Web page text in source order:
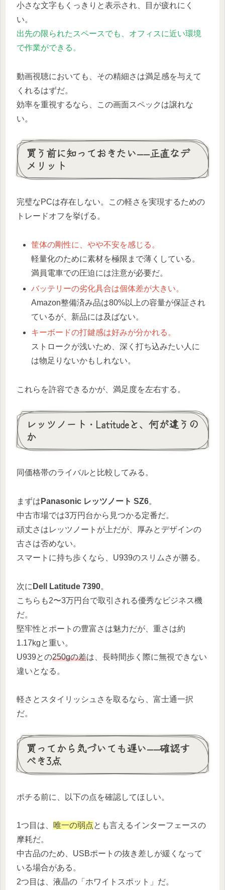
小さな文字もくっきりと表示され、目が疲れにく
い。
出先の限られたスペースでも、オフィスに近い環境
で作業ができる。
動画視聴においても、その精細さは満足感を与えて
くれるはずだ。
効率を重視するなら、この画面スペックは譲れな
い。
買う前に知っておきたい——正直なデ
メリット
完璧なPCは存在しない。この軽さを実現するための
トレードオフを挙げる。
筐体の剛性に、やや不安を感じる。
軽量化のために素材を極限まで薄くしている。
満員電車での圧迫には注意が必要だ。
バッテリーの劣化具合は個体差が大きい。
Amazon整備済み品は80%以上の容量が保証され
ているが、新品には及ばない。
キーボードの打鍵感は好みが分かれる。
ストロークが浅いため、深く打ち込みたい人に
は物足りないかもしれない。
これらを許容できるかが、満足度を左右する。
レッツノート・Latitudeと、何が違うの
か
同価格帯のライバルと比較してみる。
まずは Panasonic レッツノート SZ6。
中古市場では3万円台から見つかる定番だ。
頑丈さはレッツノートが上だが、厚みとデザインの
古さは否めない。
スマートに持ち歩くなら、U939のスリムさが勝る。
次に Dell Latitude 7390。
こちらも2〜3万円台で取引される優秀なビジネス機
だ。
堅牢性とポートの豊富さは魅力だが、重さは約
1.17kgと重い。
U939との250gの差は、長時間歩く際に無視できない
違いとなる。
軽さとスタイリッシュさを取るなら、富士通一択
だ。
買ってから気づいても遅い——確認す
べき3点
ポチる前に、以下の点を確認してほしい。
1つ目は、 唯一の弱点とも言えるインターフェースの
摩耗だ。
中古品のため、USBポートの抜き差しが緩くなって
いる場合がある。
2つ目は、液晶の「ホワイトスポット」だ。